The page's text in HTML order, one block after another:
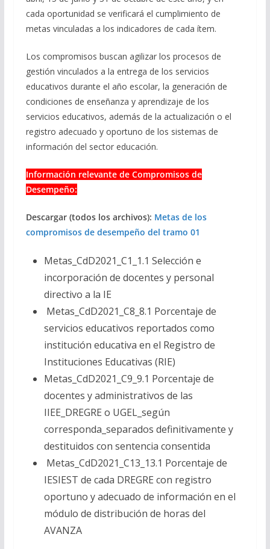
cada oportunidad se verificará el cumplimiento de
metas vinculadas a los indicadores de cada ítem.
Los compromisos buscan agilizar los procesos de
gestión vinculados a la entrega de los servicios
educativos durante el año escolar, la generación de
condiciones de enseñanza y aprendizaje de los
servicios educativos, además de la actualización o el
registro adecuado y oportuno de los sistemas de
información del sector educación.
Información relevante de Compromisos de
Desempeño:
Descargar (todos los archivos): Metas de los
compromisos de desempeño del tramo 01
Metas_CdD2021_C1_1.1 Selección e
incorporación de docentes y personal
directivo a la IE
Metas_CdD2021_C8_8.1 Porcentaje de
servicios educativos reportados como
institución educativa en el Registro de
Instituciones Educativas (RIE)
Metas_CdD2021_C9_9.1 Porcentaje de
docentes y administrativos de las
IIEE_DREGRE o UGEL_según
corresponda_separados definitivamente y
destituidos con sentencia consentida
Metas_CdD2021_C13_13.1 Porcentaje de
IESIEST de cada DREGRE con registro
oportuno y adecuado de información en el
módulo de distribución de horas del
AVANZA